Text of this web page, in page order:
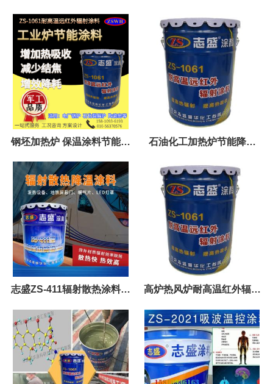
2021为高温工业筑牢健康防
护墙》
涂料在垃圾焚烧炉应用
钢坯加热炉 保温涂料节能改
造用志盛ZS-1061红外辐射
涂料
石油化工加热炉节能降耗
ZS-1061黑体节能涂料
志盛ZS-411辐射散热涂料，
加速暖气片制热
高炉热风炉耐高温红外辐射
涂料高温漆